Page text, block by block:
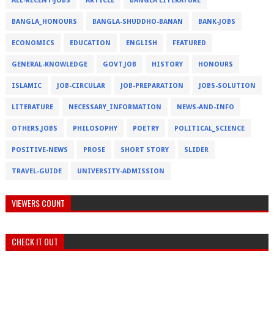
BANGLA_HONOURS BANGLA-SHUDDHO-BANAN BANK-JOBS
ECONOMICS EDUCATION ENGLISH FEATURED
GENERAL-KNOWLEDGE GOVT.JOB HISTORY HONOURS
ISLAMIC JOB-CIRCULAR JOB-PREPARATION JOBS-SOLUTION
LITERATURE NECESSARY_INFORMATION NEWS-AND-INFO
OTHERS.JOBS PHILOSOPHY POETRY POLITICAL_SCIENCE
POSITIVE-NEWS PROSE SHORT STORY SLIDER
TRAVEL-GUIDE UNIVERSITY-ADMISSION
VIEWERS COUNT
CHECK IT OUT